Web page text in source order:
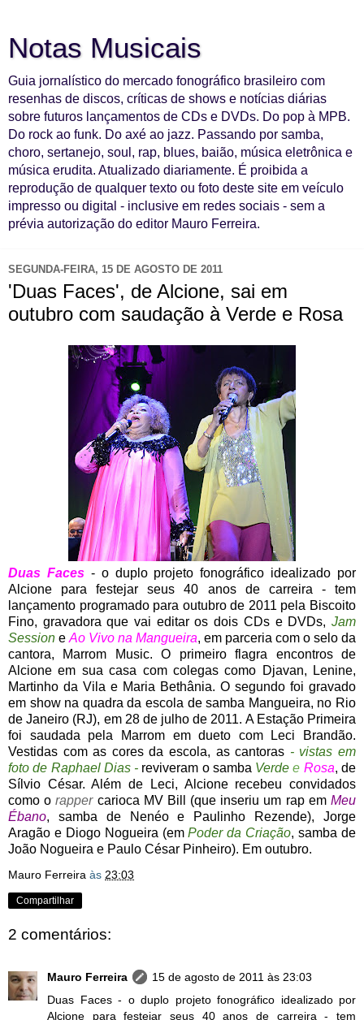
Notas Musicais
Guia jornalístico do mercado fonográfico brasileiro com
resenhas de discos, críticas de shows e notícias diárias
sobre futuros lançamentos de CDs e DVDs. Do pop à MPB.
Do rock ao funk. Do axé ao jazz. Passando por samba,
choro, sertanejo, soul, rap, blues, baião, música eletrônica e
música erudita. Atualizado diariamente. É proibida a
reprodução de qualquer texto ou foto deste site em veículo
impresso ou digital - inclusive em redes sociais - sem a
prévia autorização do editor Mauro Ferreira.
SEGUNDA-FEIRA, 15 DE AGOSTO DE 2011
'Duas Faces', de Alcione, sai em
outubro com saudação à Verde e Rosa
Duas Faces- o duplo projeto fonográfico idealizado por
Alcione para festejar seus 40 anos de carreira - tem
lançamento programado para outubro de 2011 pela Biscoito
Fino, gravadora que vai editar os dois CDs e DVDs, Jam
Session e Ao Vivo na Mangueira, em parceria com o selo da
cantora, Marrom Music. O primeiro flagra encontros de
Alcione em sua casa com colegas como Djavan, Lenine,
Martinho da Vila e Maria Bethânia. O segundo foi gravado
em show na quadra da escola de samba Mangueira, no Rio
de Janeiro (RJ), em 28 de julho de 2011. A Estação Primeira
foi saudada pela Marrom em dueto com Leci Brandão.
Vestidas com as cores da escola, as cantoras - vistas em
foto de Raphael Dias - reviveram o samba Verde e Rosa, de
Sílvio César. Além de Leci, Alcione recebeu convidados
como o rappercarioca MV Bill (que inseriu um rap emMeu
Ébano, samba de Nenéo e Paulinho Rezende), Jorge
Aragão e Diogo Nogueira (emPoder da Criação, samba de
João Nogueira e Paulo César Pinheiro). Em outubro.
Mauro Ferreira às 23:03
Compartilhar
2 comentários:
Mauro Ferreira
15 de agosto de 2011 às 23:03
Duas Faces - o duplo projeto fonográfico idealizado por
Alcione para festejar seus 40 anos de carreira - tem